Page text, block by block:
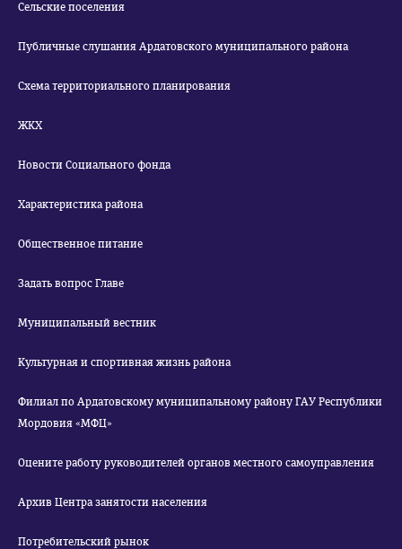
Сельские поселения
Публичные слушания Ардатовского муниципального района
Схема территориального планирования
ЖКХ
Новости Социального фонда
Характеристика района
Общественное питание
Задать вопрос Главе
Муниципальный вестник
Культурная и спортивная жизнь района
Филиал по Ардатовскому муниципальному району ГАУ Республики
Мордовия «МФЦ»
Оцените работу руководителей органов местного самоуправления
Архив Центра занятости населения
Потребительский рынок